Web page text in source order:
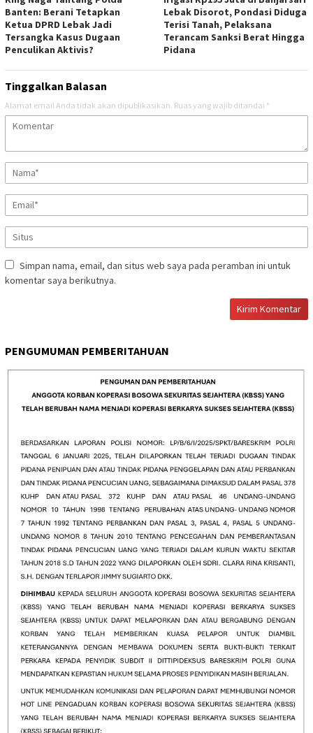
Banten: Berani Tetapkan
Ketua DPRD Lebak Jadi
Tersangka Kasus Dugaan
Penculikan Aktivis? ‎
Lebak Disorot, Pondasi Diduga
Terisi Tanah, Pelaksana
Terancam Sanksi Berat Hingga
Pidana
Tinggalkan Balasan
Alamat email Anda tidak akan dipublikasikan. Ruas yang wajib ditandai *
Simpan nama, email, dan situs web saya pada peramban ini untuk
komentar saya berikutnya.
PENGUMUMAN PEMBERITAHUAN